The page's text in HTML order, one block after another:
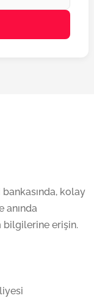
kolay
anında
bilgilerine erişin.